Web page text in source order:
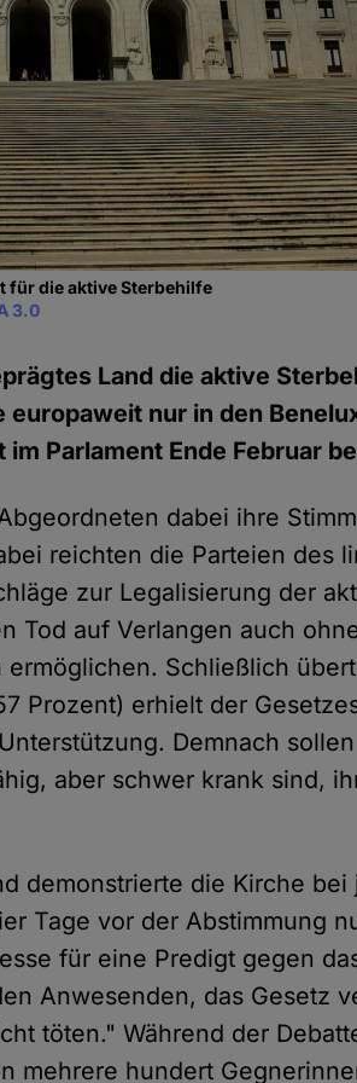
für die aktive Sterbehilfe
3.0
Land die aktive
nur in den
Parlament Ende Februar
dabei ihre
reichten die Parteien des
zur Legalisierung der
Tod auf Verlangen auch
Schließlich
Prozent) erhielt der
Demnach sollen
aber schwer krank sind,
demonstrierte die Kirche bei
Tage vor der Abstimmung
für eine Predigt gegen
Anwesenden, das Gesetz
töten." Während der
mehrere hundert